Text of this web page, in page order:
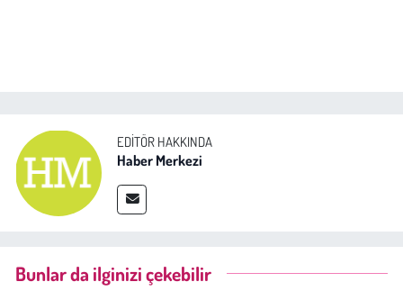
EDITÖR HAKKINDA
Haber Merkezi
Bunlar da ilginizi çekebilir